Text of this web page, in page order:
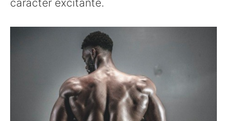
carácter excitante.